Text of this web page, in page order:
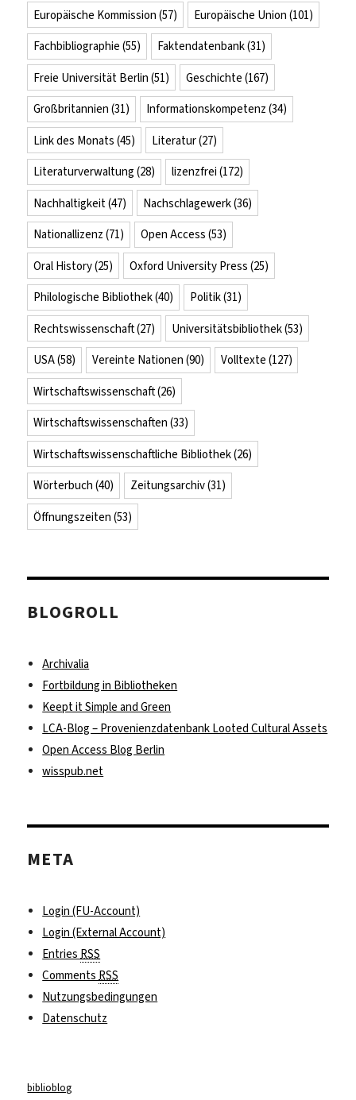
Europäische Kommission (57) Europäische Union (101)
Fachbibliographie (55) Faktendatenbank(31)
Freie Universität Berlin (51) Geschichte (167)
Großbritannien (31) Informationskompetenz (34)
Link des Monats (45) Literatur(27)
Literaturverwaltung (28) lizenzfrei (172)
Nachhaltigkeit(47) Nachschlagewerk(36)
Nationallizenz (71) Open Access (53)
Oral History(25) Oxford University Press (25)
Philologische Bibliothek(40) Politik(31)
Rechtswissenschaft(27) Universitätsbibliothek(53)
USA(58) Vereinte Nationen (90) Volltexte (127)
Wirtschaftswissenschaft(26)
Wirtschaftswissenschaften (33)
Wirtschaftswissenschaftliche Bibliothek(26)
Wörterbuch (40) Zeitungsarchiv(31)
Öffnungszeiten (53)
BLOGROLL
Archivalia
Fortbildung in Bibliotheken
Keept it Simple and Green
LCA-Blog – Provenienzdatenbank Looted Cultural Assets
Open Access Blog Berlin
wisspub.net
META
Login (FU-Account)
Login (External Account)
EntriesRSS
CommentsRSS
Nutzungsbedingungen
Datenschutz
biblioblog